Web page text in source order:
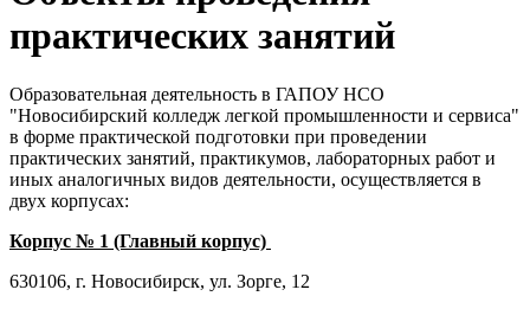
практических занятий
Образовательная деятельность в ГАПОУ НСО
"Новосибирский колледж легкой промышленности и сервиса"
в форме практической подготовки при проведении
практических занятий, практикумов, лабораторных работ и
иных аналогичных видов деятельности, осуществляется в
двух корпусах:
Корпус № 1 (Главный корпус)
630106, г. Новосибирск, ул. Зорге, 12